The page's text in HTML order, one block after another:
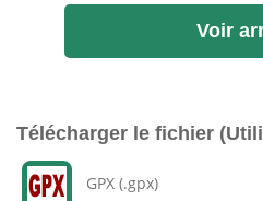
Voir
Télécharger le fichier
GPX (.gpx)